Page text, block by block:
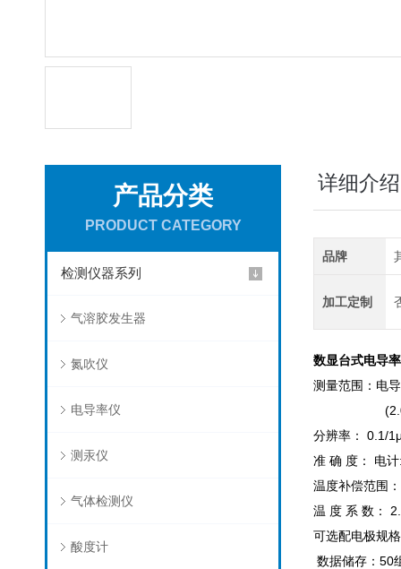
产品分类
PRODUCT CATEGORY
检测仪器系列
气溶胶发生器
氮吹仪
电导率仪
测汞仪
气体检测仪
酸度计
详细介绍
品牌
加工定制
数显台式电导率
测量范围：电
(2.00～
分辨率： 0.1/
准 确 度： 电
温度补偿范围
温 度 系 数：
可选配电极规
数据储存：50